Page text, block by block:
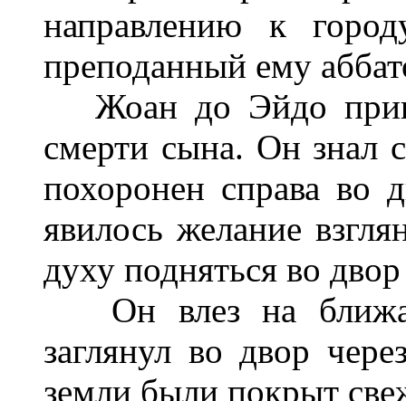
направлению к
преподанный ему
Жоан до Эйдо
смерти сына. Он знал
похоронен справа во
явилось желание
духу подняться во
Он влез на
заглянул во двор
земли были покрыт